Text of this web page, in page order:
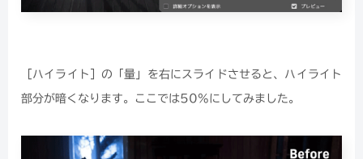
［ハイライト］の「量」を右にスライドさせると、ハイライト
部分が暗くなります。ここでは50%にしてみました。